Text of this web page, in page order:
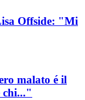
Offside: "Mi
malato é il
chi..."